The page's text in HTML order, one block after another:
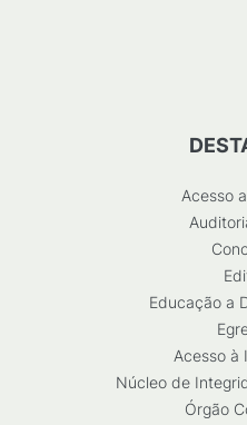
Acesso
Educação a
Acesso à
Núcleo de
Órgão